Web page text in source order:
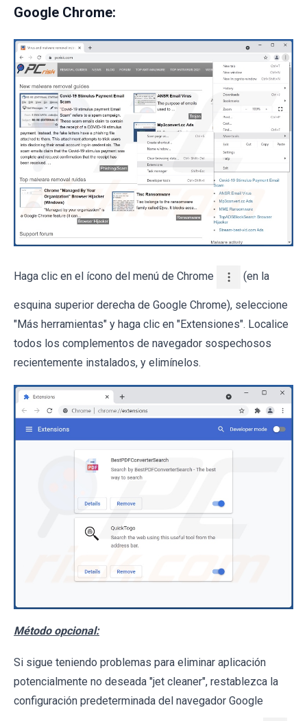
Google Chrome:
Haga clic en el ícono del menú de Chrome (en la
esquina superior derecha de Google Chrome), seleccione
"Más herramientas" y haga clic en "Extensiones". Localice
todos los complementos de navegador sospechosos
recientemente instalados, y elimínelos.
Método opcional:
Si sigue teniendo problemas para eliminar aplicación
potencialmente no deseada "jet cleaner", restablezca la
configuración predeterminada del navegador Google